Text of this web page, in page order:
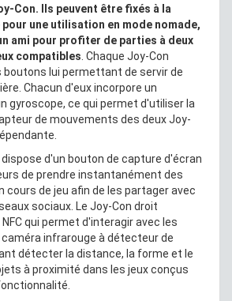
Con. Ils peuvent être fixés à la
une utilisation en mode nomade,
ami pour profiter de parties à deux
compatibles . Chaque Joy-Con
boutons lui permettant de servir de
Chacun d'eux incorpore un
gyroscope, ce qui permet d'utiliser la
de mouvements des deux Joy-
d'un bouton de capture d'écran
de prendre instantanément des
cours de jeu afin de les partager avec
sociaux. Le Joy-Con droit
qui permet d'interagir avec les
infrarouge à détecteur de
détecter la distance, la forme et le
à proximité dans les jeux conçus